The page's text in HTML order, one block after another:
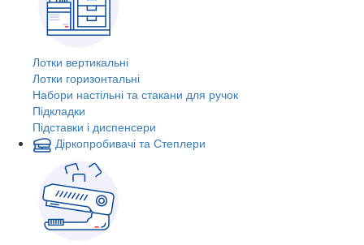
Лотки вертикальні
Лотки горизонтальні
Набори настільні та стакани для ручок
Підкладки
Підставки і диспенсери
Діркопробивачі та Степлери